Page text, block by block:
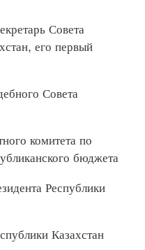
Совета
его первый
Совета
комитета по
бюджета
Республики
Казахстан